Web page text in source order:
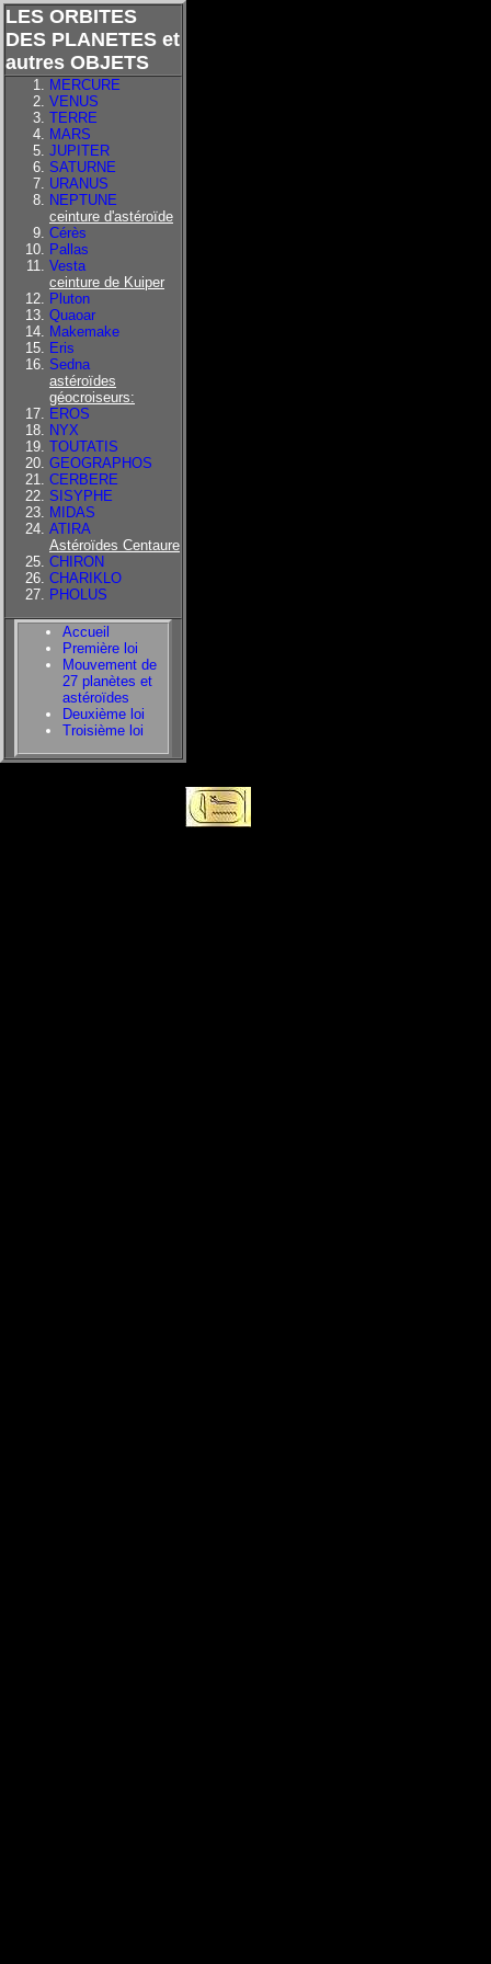
LES ORBITES
DES PLANETES et
autres OBJETS
MERCURE
VENUS
TERRE
MARS
JUPITER
SATURNE
URANUS
NEPTUNE
ceinture d'astéroïde
Cérès
Pallas
Vesta
ceinture de Kuiper
Pluton
Quaoar
Makemake
Eris
Sedna
astéroïdes
géocroiseurs:
EROS
NYX
TOUTATIS
GEOGRAPHOS
CERBERE
SISYPHE
MIDAS
ATIRA
Astéroïdes Centaure
CHIRON
CHARIKLO
PHOLUS
Accueil
Première loi
Mouvement de
27 planètes et
astéroïdes
Deuxième loi
Troisième loi